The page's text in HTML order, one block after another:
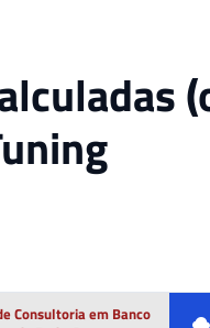
Consultoria em Banco